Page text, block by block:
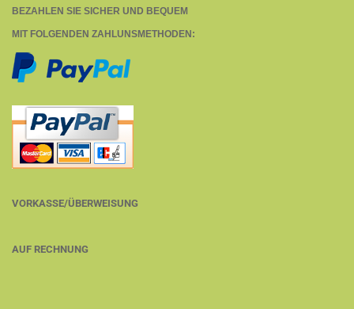
BEZAHLEN SIE SICHER UND BEQUEM
MIT FOLGENDEN ZAHLUNSMETHODEN:
VORKASSE/ÜBERWEISUNG
AUF RECHNUNG